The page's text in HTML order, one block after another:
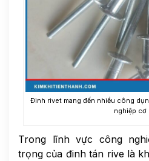
Đinh rivet mang đến nhiều công
nghiệp cơ
Trong lĩnh vực công
trọng của đinh tán rive là